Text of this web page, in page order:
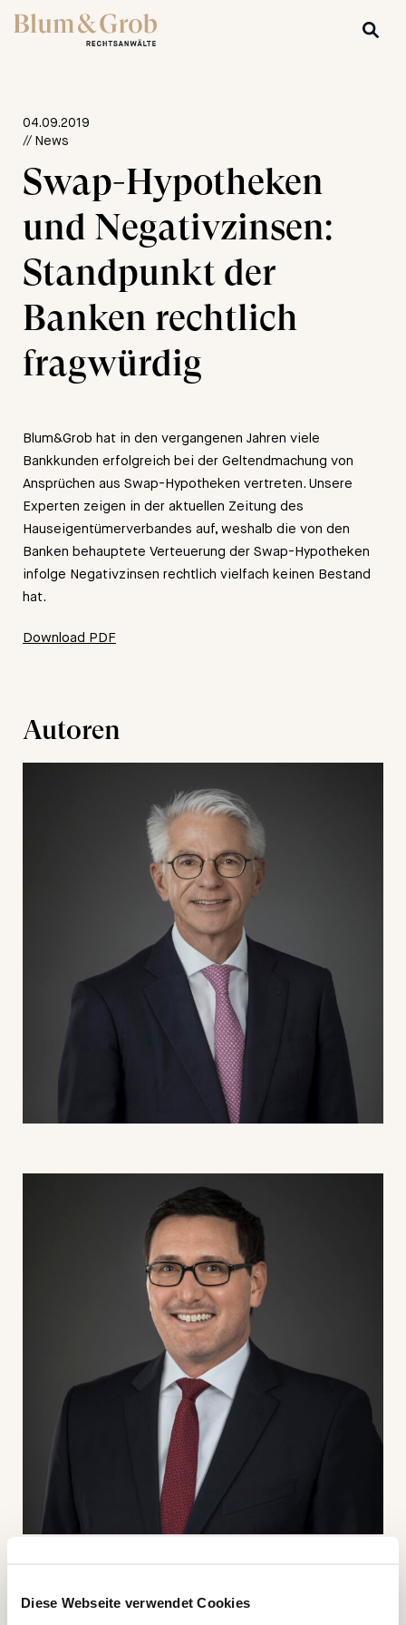
Diese Webseite verwendet Cookies
04.09.2019
// News
Swap-Hypotheken
und Negativzinsen:
Standpunkt der
Banken rechtlich
fragwürdig
Blum&Grob hat in den vergangenen Jahren viele
Bankkunden erfolgreich bei der Geltendmachung von
Ansprüchen aus Swap-Hypotheken vertreten. Unsere
Experten zeigen in der aktuellen Zeitung des
Hauseigentümerverbandes auf, weshalb die von den
Banken behauptete Verteuerung der Swap-Hypotheken
infolge Negativzinsen rechtlich vielfach keinen Bestand
hat.
Download PDF
Autoren